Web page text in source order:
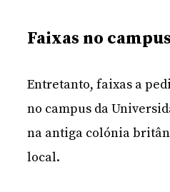
Faixas no
Entretanto, faixas a
no campus da
na antiga colónia
local.